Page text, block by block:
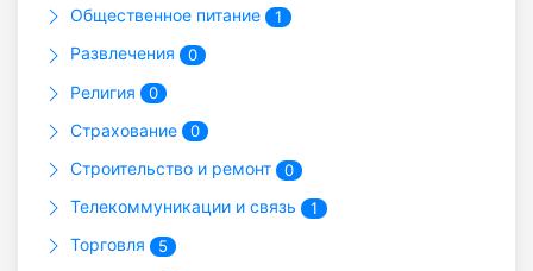
Общественное питание 1
Развлечения 0
Религия 0
Страхование 0
Строительство и ремонт 0
Телекоммуникации и связь 1
Торговля 5